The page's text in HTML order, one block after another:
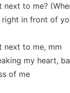
next to me?
in front of
next to me, mm
my heart,
of me